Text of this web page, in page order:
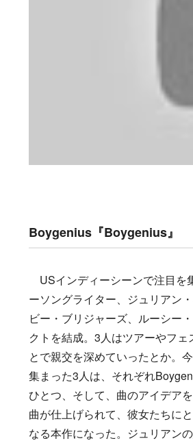
Boygenius『Boygenius』
USインディーシーンで注目を
ーソングライター、ジュリアン
ビー・ブリジャーズ、ルーシー
クトを結成。3人はツアーやフェ
とで親交を深めていったとか。
集まった3人は、それぞれ
ひとつ、そして、曲のアイデア
曲が仕上げられて、彼女たちに
なる本作になった。ジュリアン